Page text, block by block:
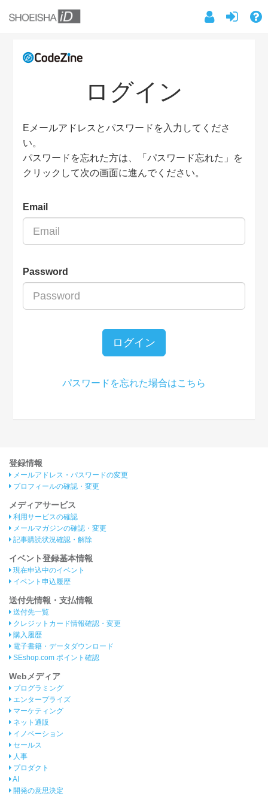
ログイン
Eメールアドレスとパスワードを入力してくださ
い。
パスワードを忘れた方は、「パスワード忘れた」を
クリックして次の画面に進んでください。
Email
Password
ログイン
パスワードを忘れた場合はこちら
登録情報
メールアドレス・パスワードの変更
プロフィールの確認・変更
メディアサービス
利用サービスの確認
メールマガジンの確認・変更
記事購読状況確認・解除
イベント登録基本情報
現在申込中のイベント
イベント申込履歴
送付先情報・支払情報
送付先一覧
クレジットカード情報確認・変更
購入履歴
電子書籍・データダウンロード
SEshop.com ポイント確認
Webメディア
プログラミング
エンタープライズ
マーケティング
ネット通販
イノベーション
セールス
人事
プロダクト
AI
開発の意思決定